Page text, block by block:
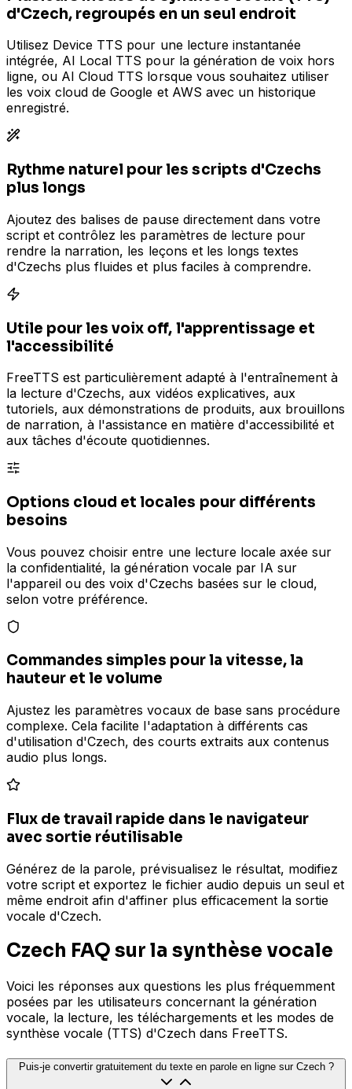
d'Czech, regroupés en un seul endroit
Utilisez Device TTS pour une lecture instantanée
intégrée, AI Local TTS pour la génération de voix hors
ligne, ou AI Cloud TTS lorsque vous souhaitez utiliser
les voix cloud de Google et AWS avec un historique
enregistré.
Rythme naturel pour les scripts d'Czechs
plus longs
Ajoutez des balises de pause directement dans votre
script et contrôlez les paramètres de lecture pour
rendre la narration, les leçons et les longs textes
d'Czechs plus fluides et plus faciles à comprendre.
Utile pour les voix off, l'apprentissage et
l'accessibilité
FreeTTS est particulièrement adapté à l'entraînement à
la lecture d'Czechs, aux vidéos explicatives, aux
tutoriels, aux démonstrations de produits, aux brouillons
de narration, à l'assistance en matière d'accessibilité et
aux tâches d'écoute quotidiennes.
Options cloud et locales pour différents
besoins
Vous pouvez choisir entre une lecture locale axée sur
la confidentialité, la génération vocale par IA sur
l'appareil ou des voix d'Czechs basées sur le cloud,
selon votre préférence.
Commandes simples pour la vitesse, la
hauteur et le volume
Ajustez les paramètres vocaux de base sans procédure
complexe. Cela facilite l'adaptation à différents cas
d'utilisation d'Czech, des courts extraits aux contenus
audio plus longs.
Flux de travail rapide dans le navigateur
avec sortie réutilisable
Générez de la parole, prévisualisez le résultat, modifiez
votre script et exportez le fichier audio depuis un seul et
même endroit afin d'affiner plus efficacement la sortie
vocale d'Czech.
Czech FAQ sur la synthèse vocale
Voici les réponses aux questions les plus fréquemment
posées par les utilisateurs concernant la génération
vocale, la lecture, les téléchargements et les modes de
synthèse vocale (TTS) d'Czech dans FreeTTS.
Puis-je convertir gratuitement du texte en parole en ligne sur Czech ?